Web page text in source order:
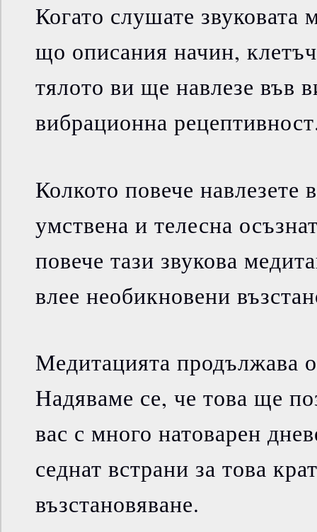
Когато слушате звуковата
що описания начин,
тялото ви ще навлезе във
вибрационна
Колкото повече навлезете
умствена и телесна
повече тази звукова
влее необикновени
Медитацията продължава
Надяваме се, че това ще
вас с много натоварен
седнат встрани за това
възстановяване.